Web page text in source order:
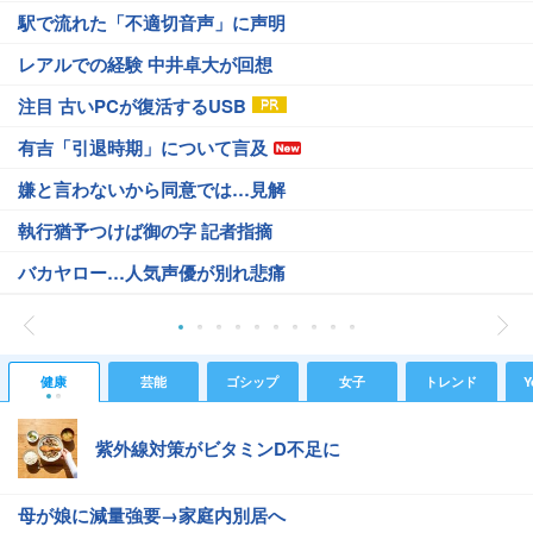
駅で流れた「不適切音声」に声明
レアルでの経験 中井卓大が回想
注目 古いPCが復活するUSB
有吉「引退時期」について言及
嫌と言わないから同意では…見解
執行猶予つけば御の字 記者指摘
バカヤロー…人気声優が別れ悲痛
健康 芸能 ゴシップ 女子 トレンド
紫外線対策がビタミンD不足に
母が娘に減量強要→家庭内別居へ